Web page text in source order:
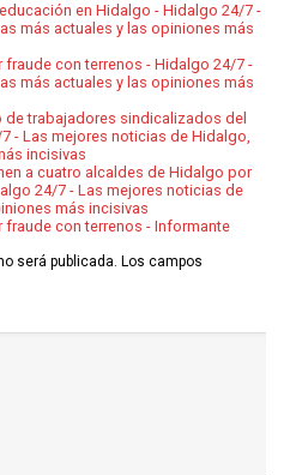
en Hidalgo - Hidalgo 24/7 -
más actuales y las opiniones más
fraude con terrenos - Hidalgo 24/7 -
más actuales y las opiniones más
de trabajadores sindicalizados del
- Las mejores noticias de Hidalgo,
incisivas
a cuatro alcaldes de Hidalgo por
24/7 - Las mejores noticias de
más incisivas
fraude con terrenos - Informante
será publicada. Los campos